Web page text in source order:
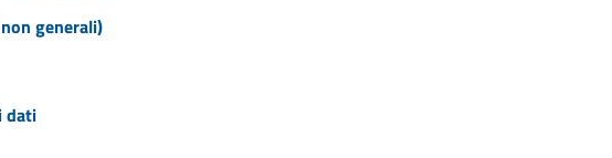
generali)
dati